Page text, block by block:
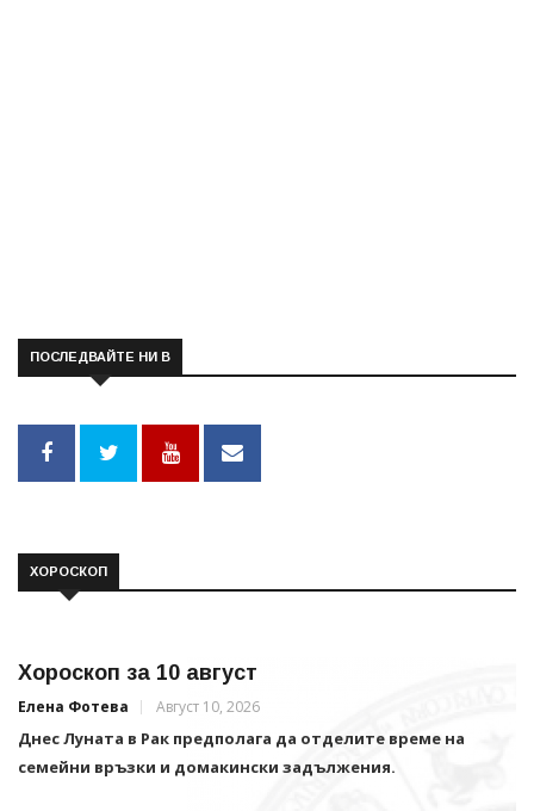
ПОСЛЕДВАЙТЕ НИ В
ХОРОСКОП
Хороскоп за 10 август
Елена Фотева Август 10, 2026
Днес Луната в Рак предполага да отделите време на
семейни връзки и домакински задължения.